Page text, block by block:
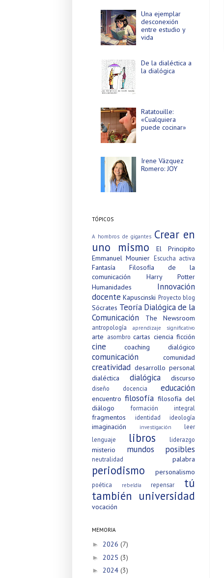
Una ejemplar
desconexión
entre estudio y
vida
De la dialéctica a
la dialógica
Ratatouille:
«Cualquiera
puede cocinar»
Irene Vázquez
Romero: JOY
TÓPICOS
A hombros de gigantes Crear en
uno mismo
El Principito
Emmanuel Mounier Escucha activa
Fantasía
Filosofía de la
comunicación
Harry Potter
Humanidades
Innovación
docente Kapuscinski Proyecto blog
Sócrates Teoría Dialógica de la
Comunicación
The Newsroom
antropología aprendizaje significativo
arte asombro cartas ciencia ficción
cine coaching dialógico
comunicación comunidad
creatividad desarrollo personal
dialéctica
dialógica discurso
diseño docencia educación
encuentro filosofía filosofía del
diálogo
formación integral
fragmentos identidad ideología
imaginación investigación
leer
lenguaje
libros liderazgo
misterio mundos posibles
neutralidad palabra
periodismo personalismo
poética rebeldía repensar
tú
también universidad
vocación
MEMORIA
► 2026 (7)
► 2025 (3)
► 2024 (3)